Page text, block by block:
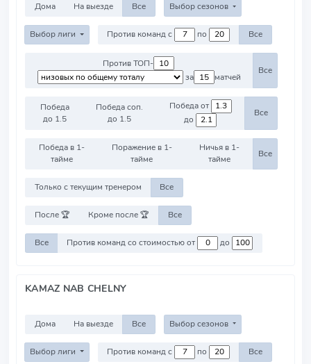
Дома На выезде Все Выбор сезонов
Выбор лиги Против команд с по Все
Против ТОП-
за
матчей
Все
Победа
до 1.5
Победа соп.
до 1.5
Победа от
до
Все
Победа в 1-
тайме
Поражение в 1-
тайме
Ничья в 1-
тайме
Все
Только с текущим тренером Все
После 🏆 Кроме после 🏆 Все
Все Против команд со стоимостью от до
KAMAZ NAB CHELNY
Дома На выезде Все Выбор сезонов
Выбор лиги Против команд с по Все